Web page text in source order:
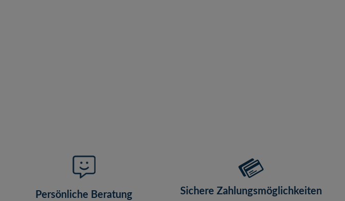
Persönliche Beratung Sichere Zahlungsmöglichkeiten